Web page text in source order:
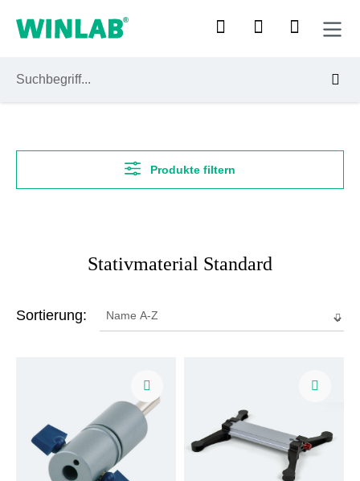
Produkte filtern
Stativmaterial Standard
Sortierung: